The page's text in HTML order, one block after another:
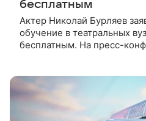
бесплатным
Актер Николай Бурляев
обучение в театральных
бесплатным. На пресс-